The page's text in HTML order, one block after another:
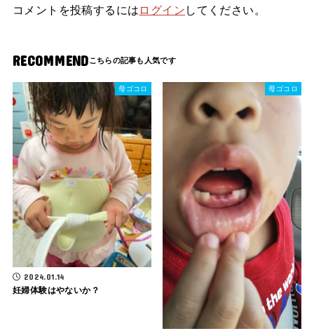
コメントを投稿するには ログイン してください。
RECOMMEND
母ゴコロ
2024.01.14
妊婦体験はやないか？
母ゴコロ